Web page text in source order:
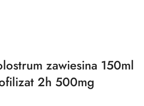
zawiesina 150ml
2h 500mg